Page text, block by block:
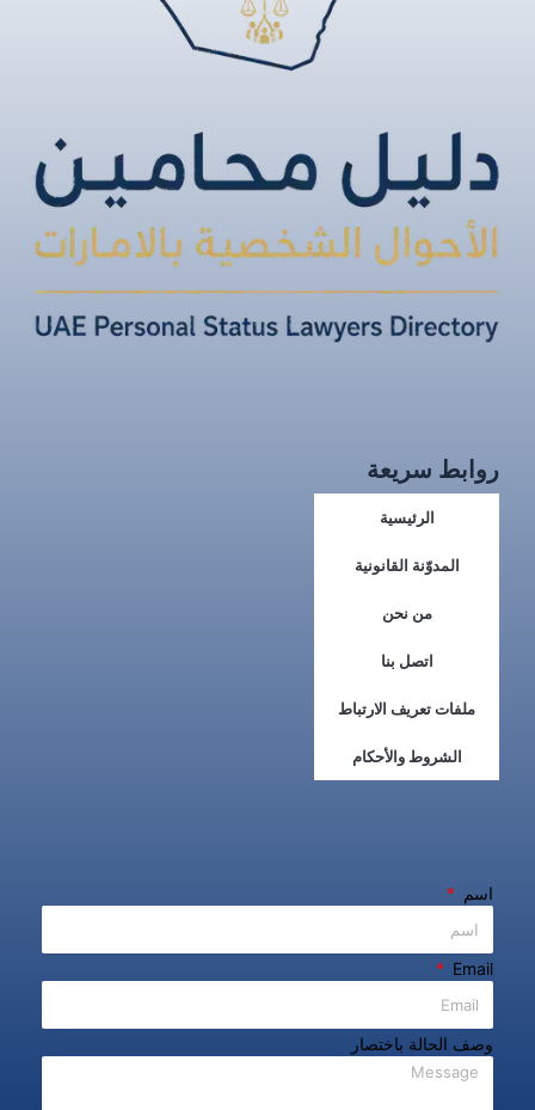
روابط سريعة
الرئيسية
المدوّنة القانونية
من نحن
اتصل بنا
ملفات تعريف الارتباط
الشروط والأحكام
اسم
Email
وصف الحالة باختصار